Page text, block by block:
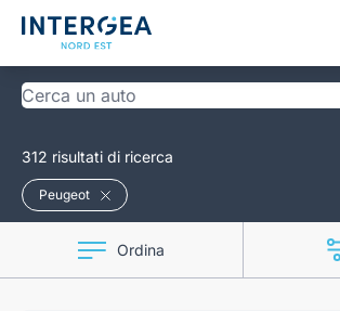
312 risultati di ricerca
Peugeot
Ordina